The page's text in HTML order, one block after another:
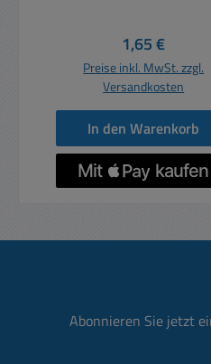
Hebellänge: ca. 10mm
Gewinde: M5x0,5 /
5,2mm Belastbarkeit:
3A Abmessungen: 8 x 5 x
7mm (BxTxH)
Regulärer
1,65 €
Preise inkl. MwSt. zzgl.
Versandkosten
In den Warenkorb
Abonnieren Sie jetzt